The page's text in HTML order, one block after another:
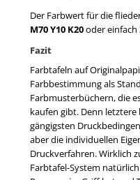
Der Farbwert für die
M70 Y10 K20oder einfach
Fazit
Farbtafeln auf
Farbbestimmung als
Farbmusterbüchern, die
kaufen gibt. Denn
gängigsten
aber die individuellen
Druckverfahren. Wirklich
Farbtafel-System